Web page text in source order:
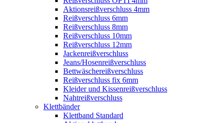
Aktionsreißverschluss 4mm
Reißverschluss 6mm
Reißverschluss 8mm
Reißverschluss 10mm
Reißverschluss 12mm
Jackenreißverschluss
Jeans/Hosenreißverschluss
Bettwäschereißverschluss
Reißverschluss fix 6mm
Kleider und Kissenreißverschluss
Nahtreißverschluss
Klettbänder
Klettband Standard